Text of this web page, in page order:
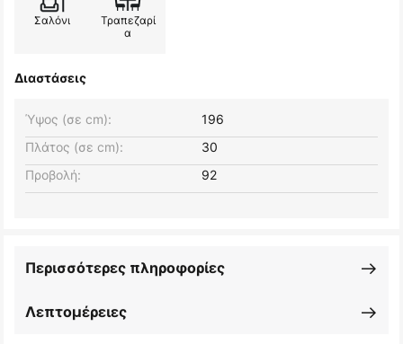
Σαλόνι
Τραπεζαρί
α
Διαστάσεις
Πλάτος (σε cm): 30
Ύψος (σε cm): 196
Προβολή: 92
Λεπτομέρειες
Περισσότερες πληροφορίες